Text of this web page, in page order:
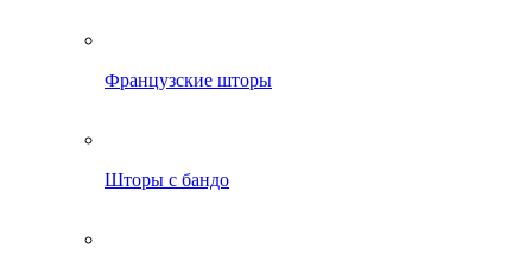
Французские шторы
Шторы с бандо